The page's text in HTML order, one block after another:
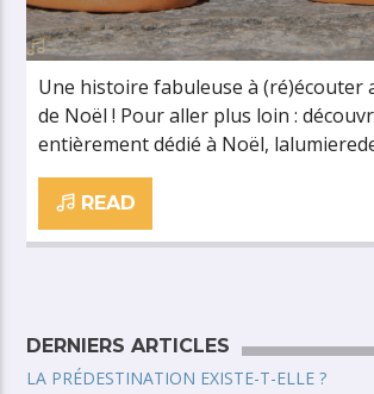
Une histoire fabuleuse à (ré)écouter
de Noël ! Pour aller plus loin :
entièrement dédié à Noël,
READ
DERNIERS ARTICLES
LA PRÉDESTINATION EXISTE-T-ELLE ?